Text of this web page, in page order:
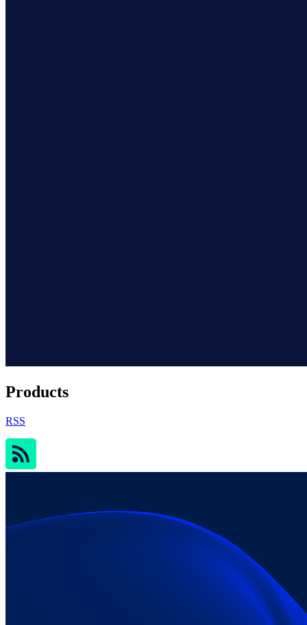
Products
RSS